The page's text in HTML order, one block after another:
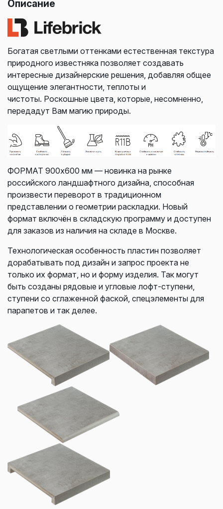
Описание
Богатая светлыми оттенками естественная текстура
природного известняка позволяет создавать
интересные дизайнерские решения, добавляя общее
ощущение элегантности, теплоты и
чистоты. Роскошные цвета, которые, несомненно,
передадут Вам магию природы.
ФОРМАТ 900х600 мм — новинка на рынке
российского ландшафтного дизайна, способная
произвести переворот в традиционном
представлении о геометрии раскладки. Новый
формат включён в складскую программу и доступен
для заказов из наличия на складе в Москве.
Технологическая особенность пластин позволяет
дорабатывать под дизайн и запрос проекта не
только их формат, но и форму изделия. Так могут
быть созданы рядовые и угловые лофт-ступени,
ступени со сглаженной фаской, спецэлементы для
парапетов и так делее.